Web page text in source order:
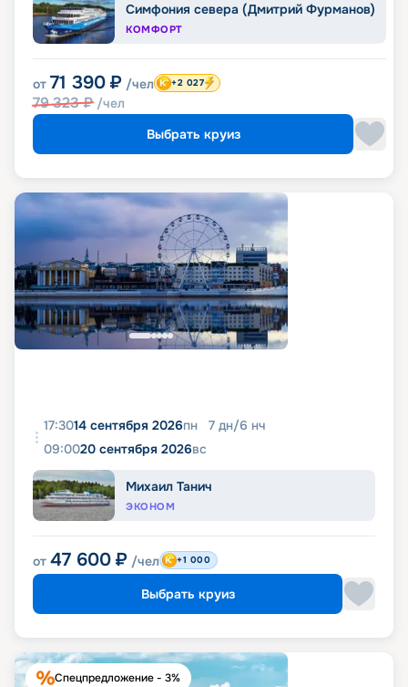
Симфония севера (Дмитрий Фурманов)
КОМФОРТ
от 71 390 ₽ /чел
79 323₽ /чел
+2 027
Выбрать круиз
17:3014 сентября 2026пн 7 дн/6 нч
09:0020 сентября 2026вс
Михаил Танич
ЭКОНОМ
от 47 600 ₽ /чел +1 000
Выбрать круиз
Спецпредложение - 3%